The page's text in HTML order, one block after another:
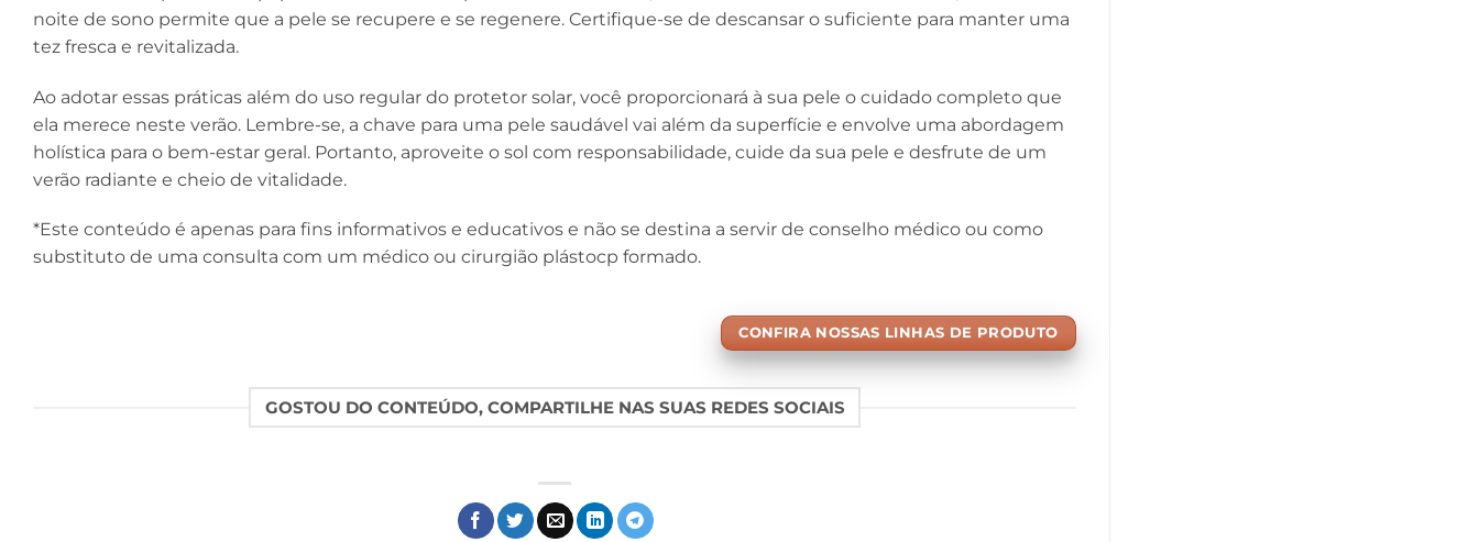
noite de sono permite que a pele se recupere e se regenere. Certifique-se de descansar o suficiente para manter uma
tez fresca e revitalizada.
Ao adotar essas práticas além do uso regular do protetor solar, você proporcionará à sua pele o cuidado completo que
ela merece neste verão. Lembre-se, a chave para uma pele saudável vai além da superfície e envolve uma abordagem
holística para o bem-estar geral. Portanto, aproveite o sol com responsabilidade, cuide da sua pele e desfrute de um
verão radiante e cheio de vitalidade.
*Este conteúdo é apenas para fins informativos e educativos e não se destina a servir de conselho médico ou como
substituto de uma consulta com um médico ou cirurgião plástocp formado.
CONFIRA NOSSAS LINHAS DE PRODUTO
GOSTOU DO CONTEÚDO, COMPARTILHE NAS SUAS REDES SOCIAIS